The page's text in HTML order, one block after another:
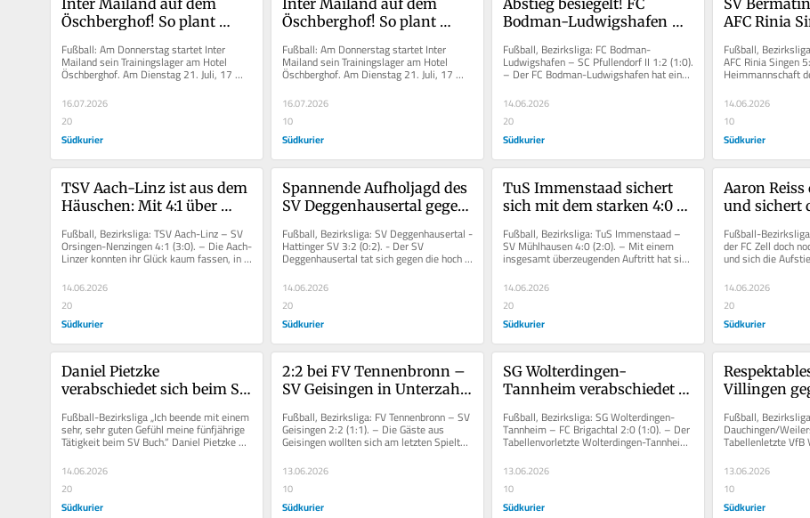
Öschberghof! So plant
Trainingslager in Aasen
Fußball: Am Donnerstag startet Inter
Mailand sein Trainingslager am Hotel
Öschberghof. Am Dienstag 21. Juli, 17
Uhr, soll es in Aasen ein Training...
16.07.2026
20
Südkurier
Öschberghof! So plant
Trainingslager in Aasen
Fußball: Am Donnerstag startet Inter
Mailand sein Trainingslager am Hotel
Öschberghof. Am Dienstag 21. Juli, 17
Uhr, soll es in Aasen ein Training...
16.07.2026
10
Südkurier
Bodman-Ludwigshafen
Pfullendorf II in die
Kreisliga A
Fußball, Bezirksliga: FC Bodman-
Ludwigshafen – SC Pfullendorf II 1:2 (1:0).
– Der FC Bodman-Ludwigshafen hat einen
Sieg gegen den SC Pfullendorf...
14.06.2026
20
Südkurier
AFC Rinia
5:0
Fußball,
AFC Rinia Singen
Heimmannschaft
14.06.2026
10
Südkurier
TSV Aach-Linz ist aus dem
Häuschen: Mit 4:1 über
glückt die
Aufstiegsrelegation
Fußball, Bezirksliga: TSV Aach-Linz – SV
Orsingen-Nenzingen 4:1 (3:0). – Die Aach-
Linzer konnten ihr Glück kaum fassen, in
14.06.2026
20
Südkurier
Spannende Aufholjagd des
SV Deggenhausertal gegen
Hattinger SV
Fußball, Bezirksliga: SV Deggenhausertal -
Hattinger SV 3:2 (0:2). - Der SV
Deggenhausertal tat sich gegen die hoch
motivierten und griffigen Gäste...
14.06.2026
20
Südkurier
TuS Immenstaad sichert
sich mit dem starken 4:0
den Klassenerhalt
Fußball, Bezirksliga: TuS Immenstaad –
SV Mühlhausen 4:0 (2:0). – Mit einem
insgesamt überzeugenden Auftritt hat sich
der TuS Immenstaad...
14.06.2026
20
Südkurier
Aaron
und sichert
Fußball-
der FC Zell doch
und sich die
Landesliga gegen
14.06.2026
20
Südkurier
Daniel Pietzke
verabschiedet sich beim SV
den FC Hauingen
Fußball-Bezirksliga „Ich beende mit einem
sehr, sehr guten Gefühl meine fünfjährige
Tätigkeit beim SV Buch.“ Daniel Pietzke
hat die...
14.06.2026
20
Südkurier
2:2 bei FV Tennenbronn –
SV Geisingen in Unterzahl
Klassenerhalt
Fußball, Bezirksliga: FV Tennenbronn – SV
Geisingen 2:2 (1:1). – Die Gäste aus
Geisingen wollten sich am letzten Spieltag
mit einem Sieg beim...
13.06.2026
10
Südkurier
SG Wolterdingen-
Tannheim verabschiedet
Brigachtal aus der Liga
Fußball, Bezirksliga: SG Wolterdingen-
Tannheim – FC Brigachtal 2:0 (1:0). – Der
Tabellenvorletzte Wolterdingen-Tannheim
13.06.2026
10
Südkurier
Villingen
Fußball,
Dauchingen/
Tabellenletzte VfB
13.06.2026
10
Südkurier